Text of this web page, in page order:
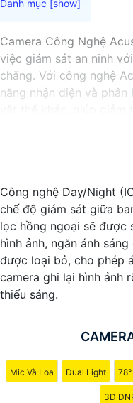
Camera Công Nghệ
việc giám sát an ninh
chăng. Với công nghệ
năng nhận diện và
Đồng thời, chất lượng
giúp bạn quan sát mọi
ngay và đầu tư vào
Công nghệ Day/Night
chế độ giám sát giữa
lọc hồng ngoại sẽ được
hình ảnh, ngăn ánh
được loại bỏ, cho phép
camera ghi lại hình ảnh
thiếu sáng.
Mic Và Loa Dual Light 78°
3D